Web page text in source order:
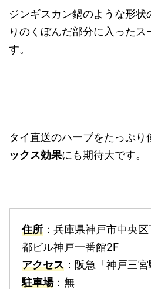
ジンギスカン鍋のような形状
りのくぼんだ部分に入ったス
す。
タイ直送のハーブをたっぷり
ックス効果にも期待大です。
住所 ：兵庫県神戸市中央
都ビル神戸一番館2F
アクセス ：阪急「神戸三
駐車場：無